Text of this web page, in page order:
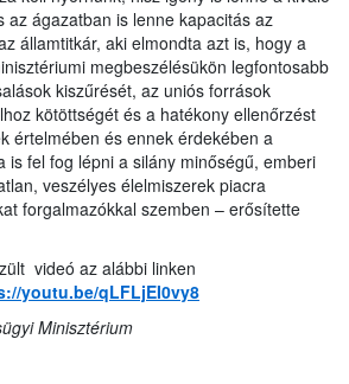
az ágazatban is lenne kapacitás az
államtitkár, aki elmondta azt is, hogy a
megbeszélésükön legfontosabb
kiszűrését, az uniós források
kötöttségét és a hatékony ellenőrzést
értelmében és ennek érdekében a
is fel fog lépni a silány minőségű, emberi
veszélyes élelmiszerek piacra
forgalmazókkal szemben – erősítette
videó az alábbi linken
youtu.be/qLFLjEI0vy8
Minisztérium